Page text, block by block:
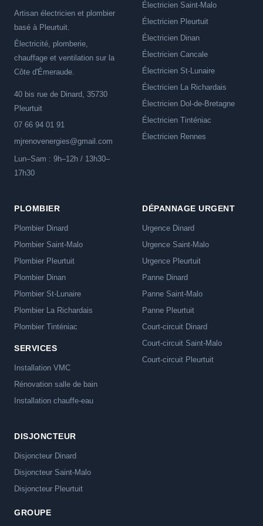
Artisan électricien et plombier
basé à Pleurtuit.
Électricité, plomberie,
chauffage et ventilation sur la
Côte d'Émeraude.
40 bis rue de Dinard, 35730
Pleurtuit
07 66 94 01 91
mjrenovenergies@gmail.com
Lun–Sam : 9h–12h / 13h30–
17h30
Électricien Saint-Malo
Électricien Pleurtuit
Électricien Dinan
Électricien Cancale
Électricien St-Lunaire
Électricien La Richardais
Électricien Dol-de-Bretagne
Électricien Tinténiac
Électricien Rennes
PLOMBIER
Plombier Dinard
Plombier Saint-Malo
Plombier Pleurtuit
Plombier Dinan
Plombier St-Lunaire
Plombier La Richardais
Plombier Tinténiac
SERVICES
Installation VMC
Rénovation salle de bain
Installation chauffe-eau
DÉPANNAGE URGENT
Urgence Dinard
Urgence Saint-Malo
Urgence Pleurtuit
Panne Dinard
Panne Saint-Malo
Panne Pleurtuit
Court-circuit Dinard
Court-circuit Saint-Malo
Court-circuit Pleurtuit
DISJONCTEUR
Disjoncteur Dinard
Disjoncteur Saint-Malo
Disjoncteur Pleurtuit
GROUPE